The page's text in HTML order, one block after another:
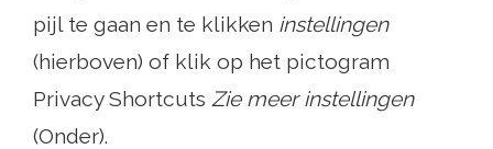
pijl te gaan en te klikken instellingen
(hierboven) of klik op het pictogram
Privacy Shortcuts Zie meer instellingen
(Onder).